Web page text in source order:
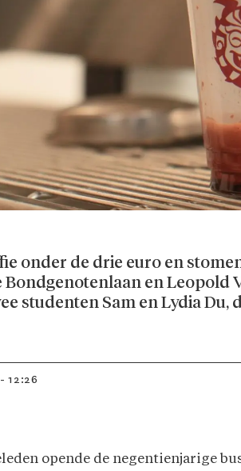
onder de drie euro en
Bondgenotenlaan en Leopold
studenten Sam en Lydia Du,
12:26
opende de negentienjarige